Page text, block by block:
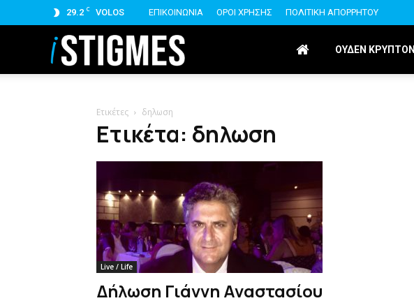
29.2 C VOLOS ΕΠΙΚΟΙΝΩΝΙΑ ΟΡΟΙ ΧΡΗΣΗΣ ΠΟΛΙΤΙΚΗ ΑΠΟΡΡΗΤΟΥ
istigmes ΟΥΔΕΝ ΚΡΥΠΤΟΝ
Ετικέτες δηλωση
Ετικέτα: δηλωση
Live / Life
Δήλωση Γιάννη Αναστασίου